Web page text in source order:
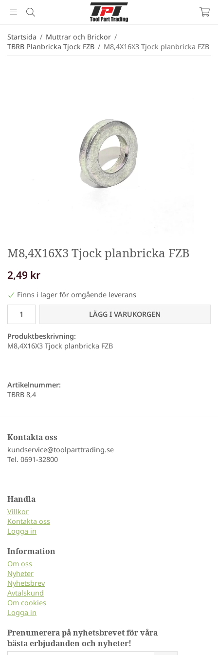
Startsida / Muttrar och Brickor /
TBRB Planbricka Tjock FZB / M8,4X16X3 Tjock planbricka FZB
M8,4X16X3 Tjock planbricka FZB
2,49 kr
Finns i lager för omgående leverans
LÄGG I VARUKORGEN
Produktbeskrivning:
M8,4X16X3 Tjock planbricka FZB
Artikelnummer:
TBRB 8,4
Kontakta oss
kundservice@toolparttrading.se
Tel. 0691-32800
Handla
Villkor
Kontakta oss
Logga in
Information
Om oss
Nyheter
Nyhetsbrev
Avtalskund
Om cookies
Logga in
Prenumerera på nyhetsbrevet för våra
bästa erbjudanden och nyheter!